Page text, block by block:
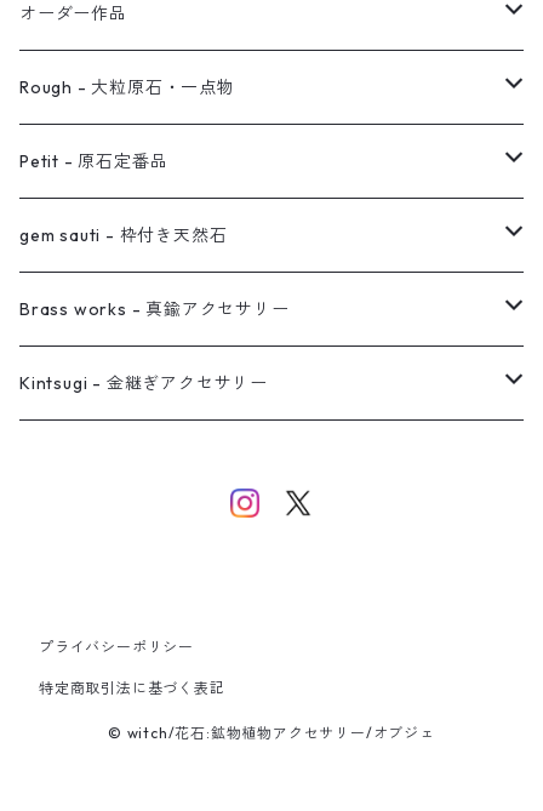
イヤリング対応
ノンホールピアス
オーダー用ページ
真鍮イヤーカフ
バングル
ブローチ
ヘアアクセサリー
オーダー作品
リング
ネックレス
ピアス
イヤーカフ
バングル
Rough - 大粒原石・一点物
ピアス
リング
ネックレス
イヤーカフ
Petit - 原石定番品
ピアス
リング
ネックレス
gem sauti - 枠付き天然石
ピアス
ネックレス
Brass works - 真鍮アクセサリー
リング
バングル
Kintsugi - 金継ぎアクセサリー
プライバシーポリシー
特定商取引法に基づく表記
© witch/花石:鉱物植物アクセサリー/オブジェ